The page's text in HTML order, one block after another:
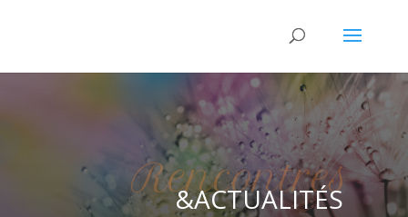
Rencontres
&ACTUALITÉS